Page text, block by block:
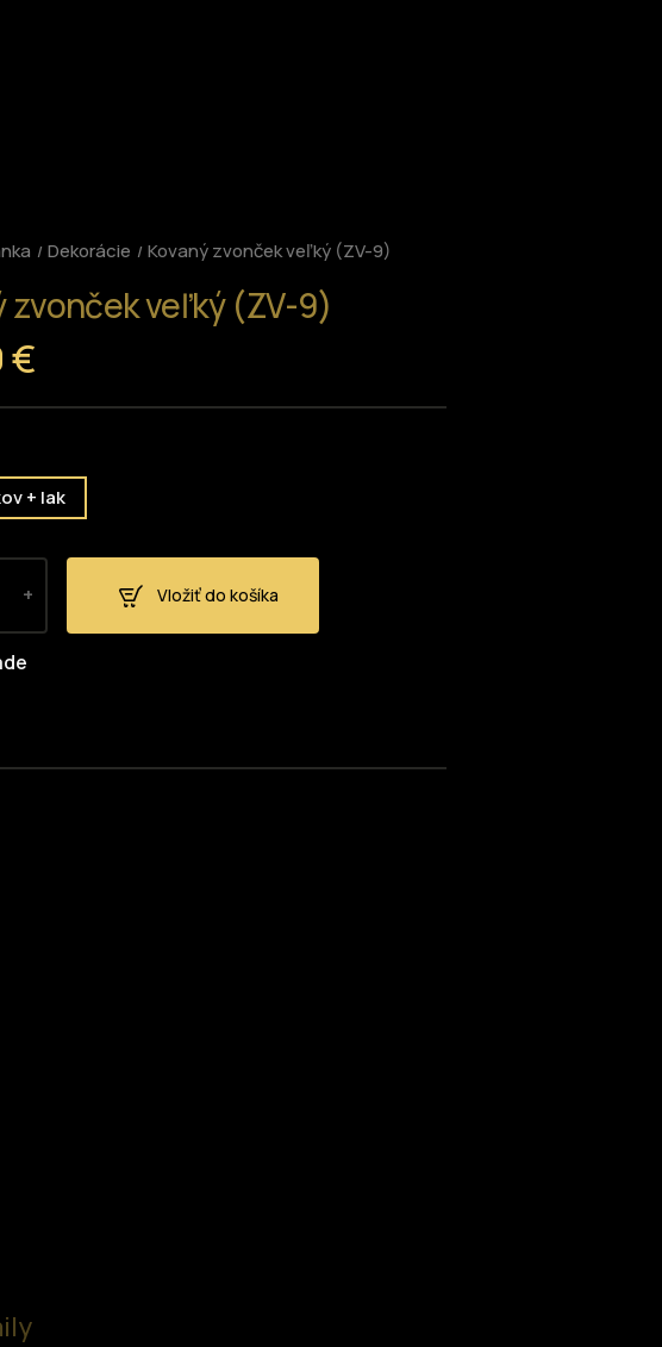
Dekorácie Kovaný zvonček veľký (ZV-9)
zvonček veľký (ZV-9)
€
+ lak
+ Vložiť do košíka